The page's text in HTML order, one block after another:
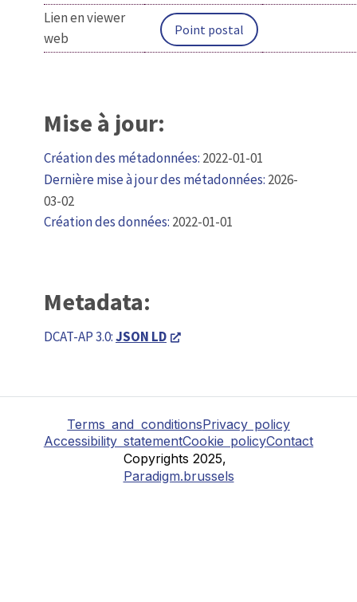
Lien en viewer
web
Point postal
Mise à jour:
Création des métadonnées: 2022-01-01
Dernière mise à jour des métadonnées: 2026-
03-02
Création des données: 2022-01-01
Metadata:
DCAT-AP 3.0:JSON LD
Terms and conditionsPrivacy policy
Accessibility statementCookie policyContact
Copyrights 2025,
Paradigm.brussels